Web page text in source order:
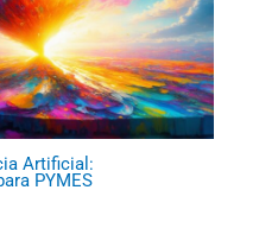
Artificial:
PYMES